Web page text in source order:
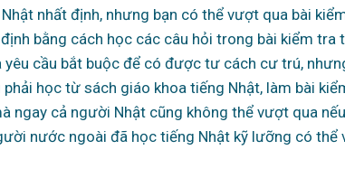
nhất định, nhưng bạn có thể vượt qua bài
bằng cách học các câu hỏi trong bài kiểm tra
cầu bắt buộc để có được tư cách cư trú,
học từ sách giáo khoa tiếng Nhật, làm bài
ngay cả người Nhật cũng không thể vượt qua
nước ngoài đã học tiếng Nhật kỹ lưỡng có thể